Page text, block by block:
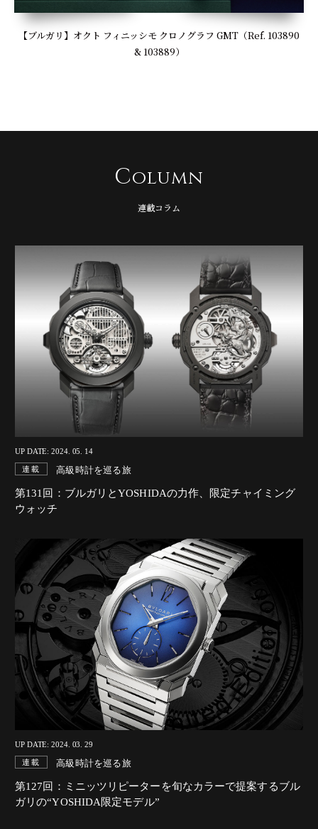
【ブルガリ】オクト フィニッシモ クロノグラフ GMT（Ref. 103890
& 103889）
Column
連載コラム
UP DATE: 2024. 05. 14
連載 高級時計を巡る旅
第131回：ブルガリとYOSHIDAの力作、限定チャイミング
ウォッチ
UP DATE: 2024. 03. 29
連載 高級時計を巡る旅
第127回：ミニッツリピーターを旬なカラーで提案するブル
ガリの“YOSHIDA限定モデル”